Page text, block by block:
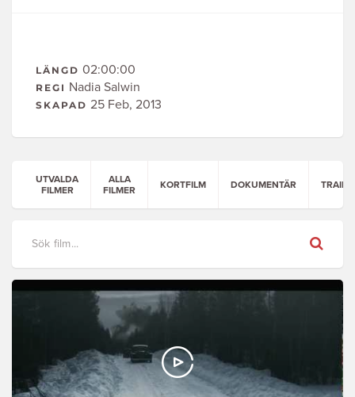
LÄNGD 02:00:00
REGI Nadia Salwin
SKAPAD 25 Feb, 2013
UTVALDA
FILMER
ALLA
FILMER
KORTFILM DOKUMENTÄR
Sök